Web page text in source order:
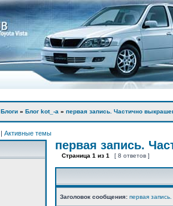
Блоги » Блог kot_-а » первая запись. Частично
| Активные темы
первая запись.
Страница 1 из 1 [ 8 ответов ]
Заголовок сообщения: первая